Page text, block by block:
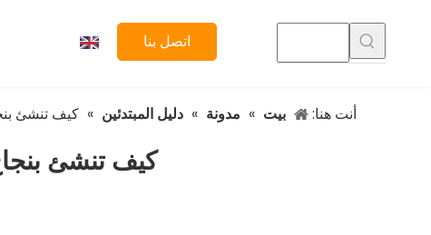
اتصل بنا
أنت هنا: بيت » مدونة » دليل المبتدئين » كيف تنشئ
كيف تنشئ